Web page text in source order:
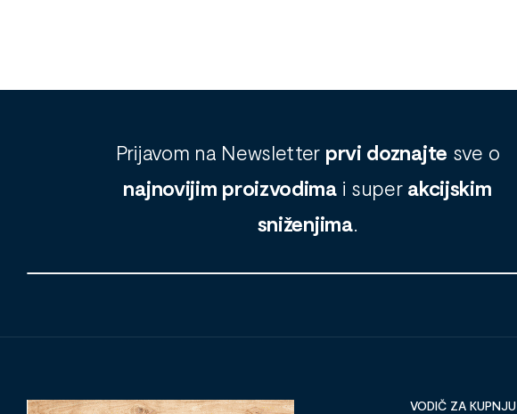
Prijavom na Newsletter prvi doznajte sve o
najnovijim proizvodimai super akcijskim
sniženjima.
VODIČ ZA KUPNJU